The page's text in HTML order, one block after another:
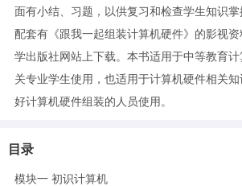
面有小结、习题，以供复习和检查学生知识
配套有《跟我一起组装计算机硬件》的影视
学出版社网站上下载。本书适用于中等教育
关专业学生使用，也适用于计算机硬件相关
好计算机硬件组装的人员使用。
目录
模块一 初识计算机